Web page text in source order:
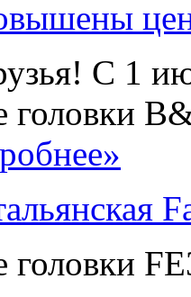
С 1
головки
головки